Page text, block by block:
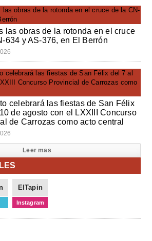
las obras de la rotonda en el cruce
634 y AS-376, en El Berrón
celebrará las fiestas de San Félix
de agosto con el LXXIII Concurso
de Carrozas como acto central
Leer mas
ElTapin
Instagram